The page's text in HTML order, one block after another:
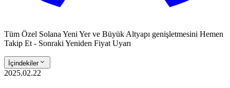
Tüm Özel Solana Yeni Yer ve Büyük Altyapı genişletmesini Hemen
Takip Et - Sonraki Yeniden Fiyat Uyarı
İçindekiler
2025.02.22